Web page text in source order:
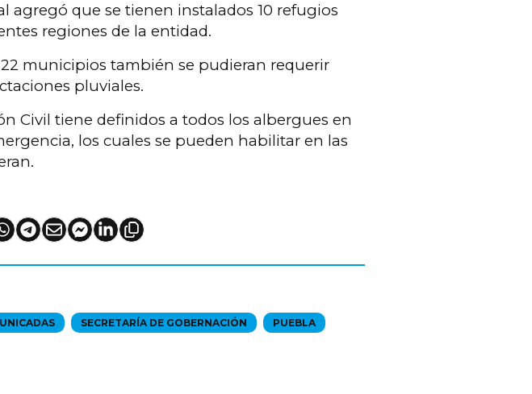
agregó que se tienen instalados 10 refugios
regiones de la entidad.
municipios también se pudieran requerir
pluviales.
Civil tiene definidos a todos los albergues en
los cuales se pueden habilitar en las
SECRETARÍA DE GOBERNACIÓN PUEBLA